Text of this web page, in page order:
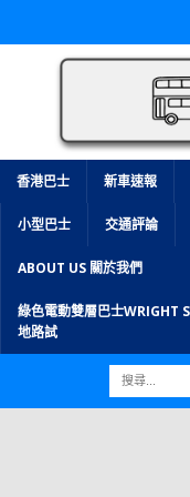
香港巴士 新車速報
小型巴士 交通評論
ABOUT US 關於我們
綠色電動雙層巴士WRIGHT
地路試